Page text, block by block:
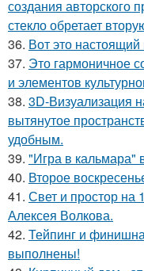
создания авторского
стекло обретает
36. Вот это настоящий
37. Это гармоничное
и элементов
38. 3D-Визуализация
вытянутое
удобным.
39. "Игра в кальмара"
40. Второе
41. Свет и простор на
Алексея Волкова.
42. Тейпинг и
выполнены!